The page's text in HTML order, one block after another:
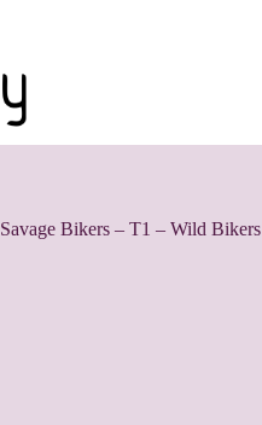
Savage Bikers – T1 – Wild Bikers